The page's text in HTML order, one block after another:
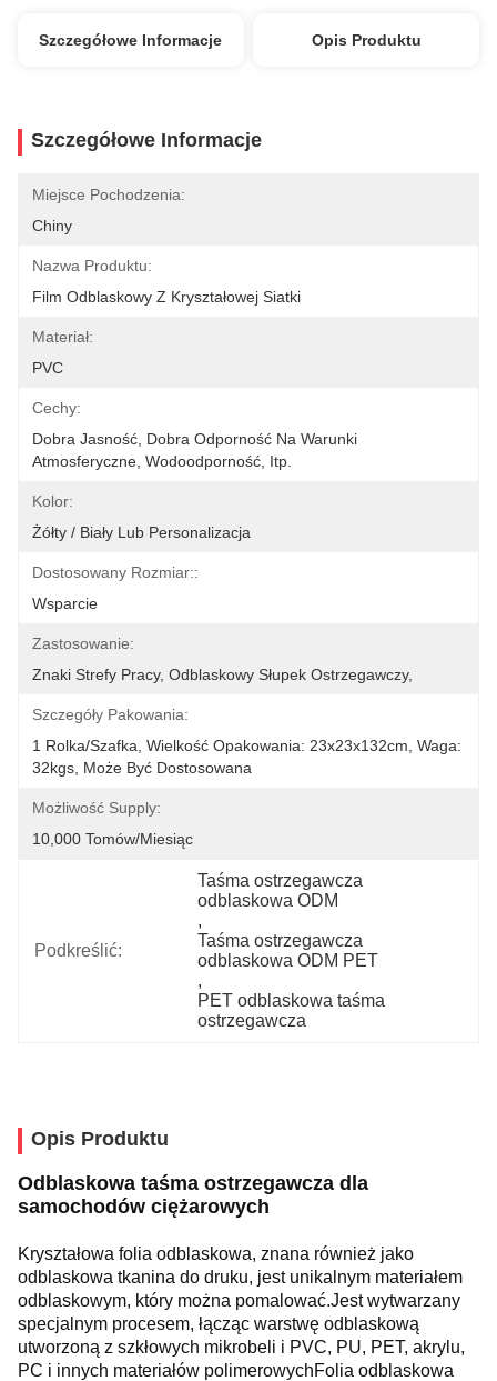
Szczegółowe Informacje Opis Produktu
Szczegółowe Informacje
Miejsce Pochodzenia:
Chiny
Nazwa Produktu:
Film Odblaskowy Z Kryształowej Siatki
Materiał:
PVC
Cechy:
Dobra Jasność, Dobra Odporność Na Warunki
Atmosferyczne, Wodoodporność, Itp.
Kolor:
Żółty / Biały Lub Personalizacja
Dostosowany Rozmiar::
Wsparcie
Zastosowanie:
Znaki Strefy Pracy, Odblaskowy Słupek Ostrzegawczy,
Szczegóły Pakowania:
1 Rolka/szafka, Wielkość Opakowania: 23x23x132cm, Waga:
32kgs, Może Być Dostosowana
Możliwość Supply:
10,000 Tomów/miesiąc
Podkreślić:
Taśma ostrzegawcza
odblaskowa ODM
,
Taśma ostrzegawcza
odblaskowa ODM PET
,
PET odblaskowa taśma
ostrzegawcza
Opis Produktu
Odblaskowa taśma ostrzegawcza dla
samochodów ciężarowych
Kryształowa folia odblaskowa, znana również jako
odblaskowa tkanina do druku, jest unikalnym materiałem
odblaskowym, który można pomalować.Jest wytwarzany
specjalnym procesem, łącząc warstwę odblaskową
utworzoną z szkłowych mikrobeli i PVC, PU, PET, akrylu,
PC i innych materiałów polimerowychFolia odblaskowa